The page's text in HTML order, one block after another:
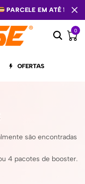
PARCELE EM ATÉ 12X
PARCELE EM ATÉ 12X
PARCELE EM ATÉ 12X
0
OFERTAS
são encontradas
4 pacotes de booster.